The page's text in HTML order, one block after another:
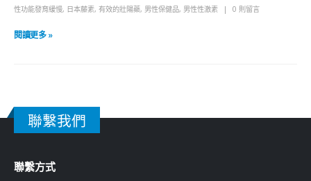
性功能發育緩慢, 日本藤素, 有效的壯陽藥, 男性保健品, 男性性激素 0 則留言
閱讀更多 »
聯繫我們
聯繫方式